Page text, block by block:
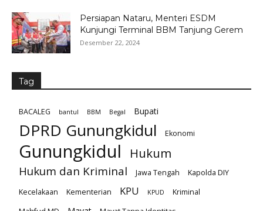
Persiapan Nataru, Menteri ESDM
Kunjungi Terminal BBM Tanjung Gerem
Desember 22, 2024
Tag
BACALEG bantul BBM Begal Bupati
DPRD Gunungkidul Ekonomi
Gunungkidul Hukum
Hukum dan Kriminal Jawa Tengah
Kapolda DIY
Kecelakaan
Kementerian KPU KPUD
Kriminal